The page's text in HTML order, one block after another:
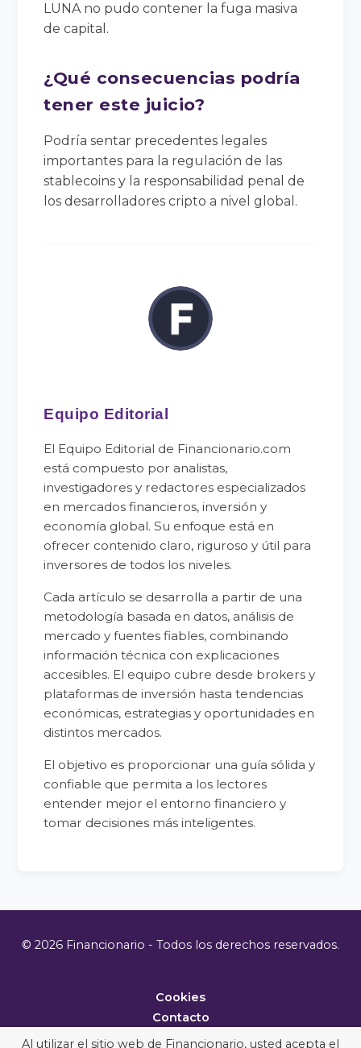
LUNA no pudo contener la fuga masiva
de capital.
¿Qué consecuencias podría
tener este juicio?
Podría sentar precedentes legales
importantes para la regulación de las
stablecoins y la responsabilidad penal de
los desarrolladores cripto a nivel global.
Equipo Editorial
El Equipo Editorial de Financionario.com
está compuesto por analistas,
investigadores y redactores especializados
en mercados financieros, inversión y
economía global. Su enfoque está en
ofrecer contenido claro, riguroso y útil para
inversores de todos los niveles.
Cada artículo se desarrolla a partir de una
metodología basada en datos, análisis de
mercado y fuentes fiables, combinando
información técnica con explicaciones
accesibles. El equipo cubre desde brokers y
plataformas de inversión hasta tendencias
económicas, estrategias y oportunidades en
distintos mercados.
El objetivo es proporcionar una guía sólida y
confiable que permita a los lectores
entender mejor el entorno financiero y
tomar decisiones más inteligentes.
© 2026 Financionario - Todos los derechos reservados.
Cookies
Contacto
Metodología
Al utilizar el sitio web de Financionario, usted acepta el